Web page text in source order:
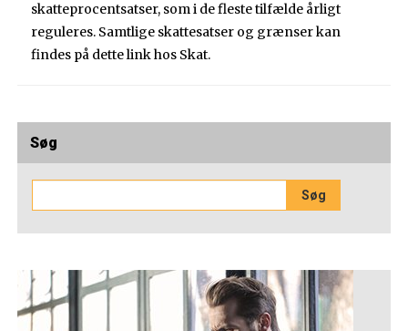
skatteprocentsatser, som i de fleste tilfælde årligt
reguleres. Samtlige skattesatser og grænser kan
findes på dette link hos Skat.
Søg